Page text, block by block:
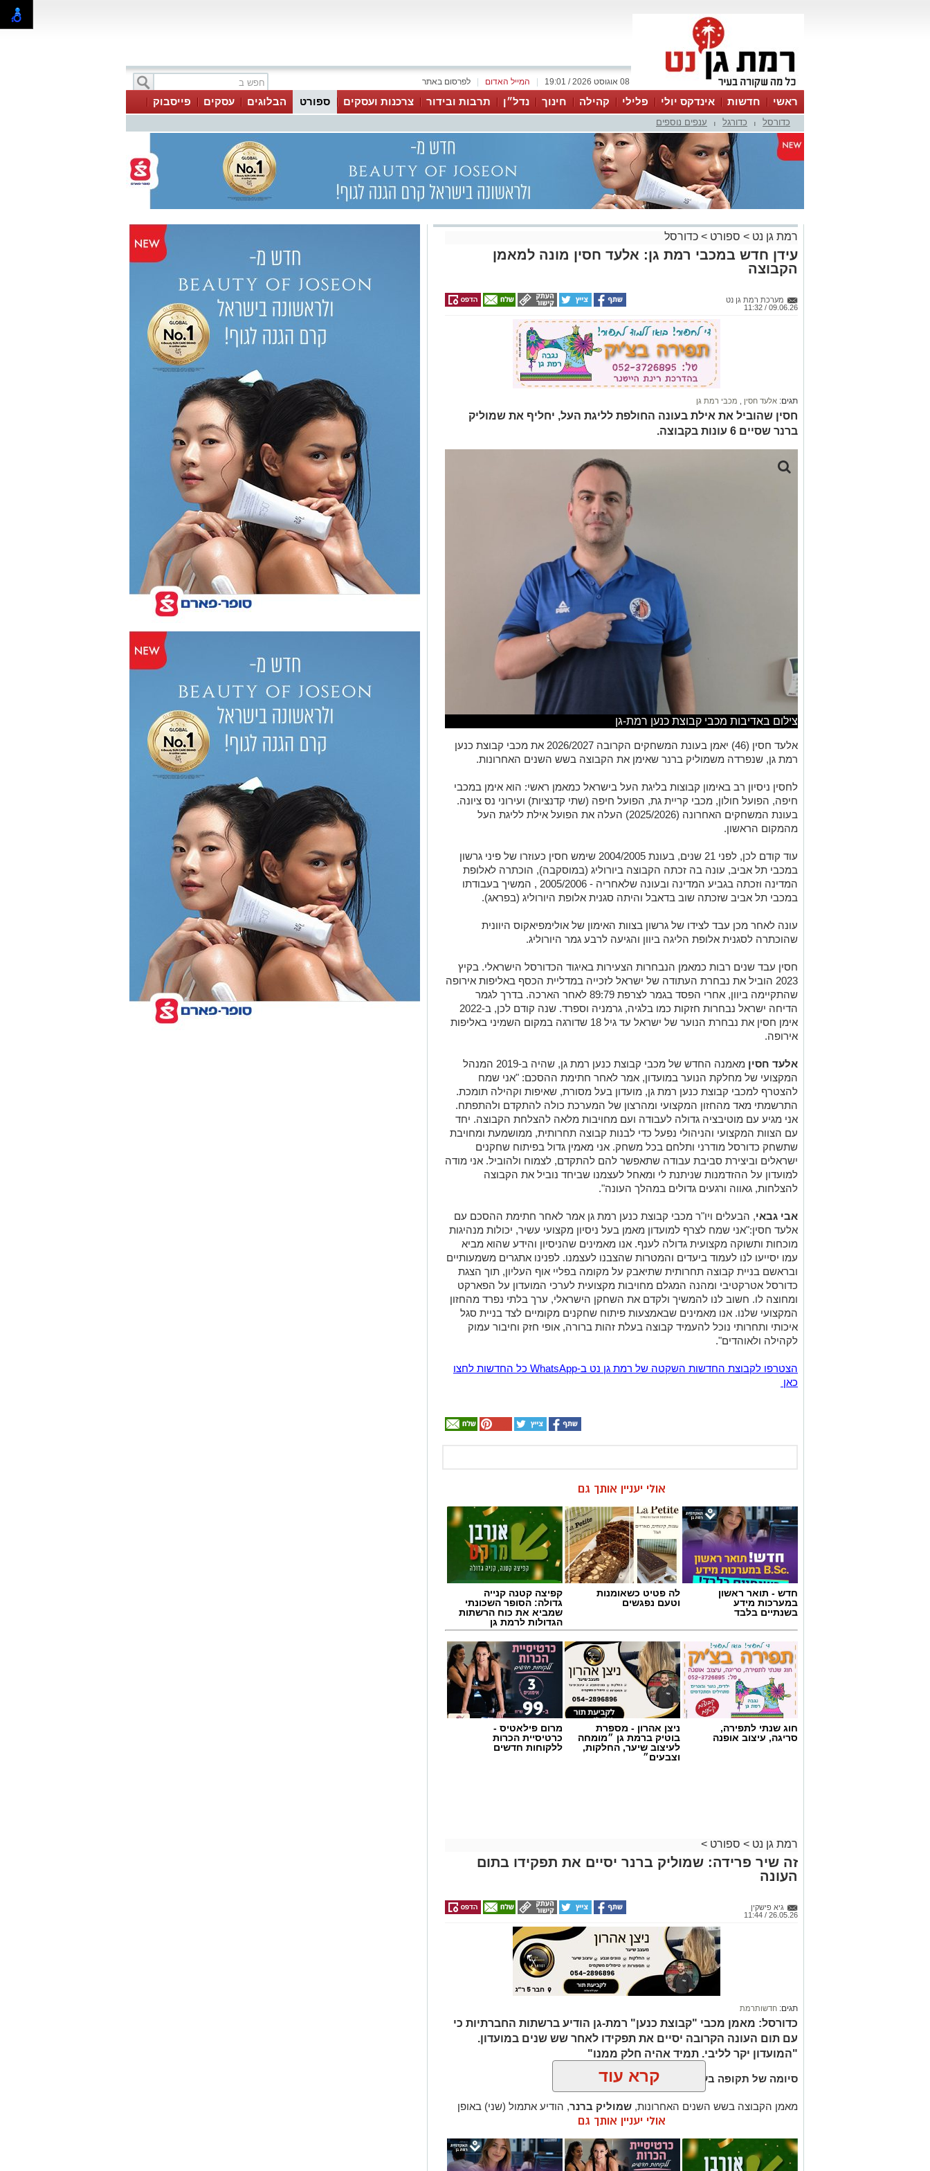
לפרסום באתר המייל האדום 08 אוגוסט 2026 / 19:01
ראשי חדשות אינדקס יולי פלילי קהילה חינוך נדל״ן תרבות ובידור צרכנות ועסקים ספורט הבלוגים עסקים
פייסבוק
ווטסאפ
כדורסל כדורגל ענפים נוספים
רמת גן נט > ספורט > כדורסל
עידן חדש במכבי רמת גן: אלעד חסין מונה למאמן
הקבוצה
מערכת רמת גן נט
09.06.26 / 11:32
תגים: אלעד חסין מכבי רמת גן
חסין שהוביל את אילת בעונה החולפת לליגת העל, יחליף את שמוליק
ברנר שסיים 6 עונות בקבוצה.
צילום באדיבות מכבי קבוצת כנען רמת-גן
אלעד חסין (46) יאמן בעונת המשחקים הקרובה 2026/2027 את מכבי קבוצת כנען
רמת גן, שנפרדה משמוליק ברנר שאימן את הקבוצה בשש השנים האחרונות.
לחסין ניסיון רב באימון קבוצות בליגת העל בישראל כמאמן ראשי: הוא אימן במכבי
חיפה, הפועל חולון, מכבי קריית גת, הפועל חיפה (שתי קדנציות) ועירוני נס ציונה.
בעונת המשחקים האחרונה (2025/2026) העלה את הפועל אילת לליגת העל
מהמקום הראשון.
עוד קודם לכן, לפני 21 שנים, בעונת 2004/2005 שימש חסין כעוזרו של פיני גרשון
במכבי תל אביב, עונה בה זכתה הקבוצה ביורוליג (במוסקבה), הוכתרה לאלופת
המדינה וזכתה בגביע המדינה ובעונה שלאחריה - 2005/2006 , המשיך בעבודתו
במכבי תל אביב שזכתה שוב בדאבל והיתה סגנית אלופת היורוליג (בפראג).
עונה לאחר מכן עבד לצידו של גרשון בצוות האימון של אולימפיאקוס היוונית
שהוכתרה לסגנית אלופת הליגה ביוון והגיעה לרבע גמר היורוליג.
חסין עבד שנים רבות כמאמן הנבחרות הצעירות באיגוד הכדורסל הישראלי. בקיץ
2023 הוביל את נבחרת העתודה של ישראל לזכייה במדליית הכסף באליפות אירופה
שהתקיימה ביוון, אחרי הפסד בגמר לצרפת 89:79 לאחר הארכה. בדרך לגמר
הדיחה ישראל נבחרות חזקות כמו בלגיה, גרמניה וספרד. שנה קודם לכן, ב-2022
אימן חסין את נבחרת הנוער של ישראל עד גיל 18 שדורגה במקום השמיני באליפות
אירופה.
אלעד חסין
מאמנה החדש של מכבי קבוצת כנען רמת גן, שהיה ב-2019 המנהל
המקצועי של מחלקת הנוער במועדון, אמר לאחר חתימת ההסכם: "אני שמח
להצטרף למכבי קבוצת כנען רמת גן, מועדון בעל מסורת, שאיפות וקהילה תומכת.
התרשמתי מאד מהחזון המקצועי ומהרצון של המערכת כולה להתקדם ולהתפתח.
אני מגיע עם מוטיבציה גדולה לעבודה ועם מחויבות מלאה להצלחת הקבוצה. יחד
עם הצוות המקצועי והניהולי נפעל כדי לבנות קבוצה תחרותית, ממושמעת ומחויבת
שתשחק כדורסל מודרני ותלחם בכל משחק. אני מאמין גדול בפיתוח שחקנים
ישראלים וביצירת סביבת עבודה שתאפשר להם להתקדם, לצמוח ולהוביל. אני מודה
למועדון על ההזדמנות שניתנת לי ומאחל לעצמנו שביחד נוביל את הקבוצה
להצלחות, גאווה ורגעים גדולים במהלך העונה".
אבי גבאי, הבעלים ויו"ר מכבי קבוצת כנען רמת גן אמר לאחר חתימת ההסכם עם
אלעד חסין:"אני שמח לצרף למועדון מאמן בעל ניסיון מקצועי עשיר, יכולות מנהיגות
מוכחות ותשוקה מקצועית גדולה לענף. אנו מאמינים שהניסיון והידע שהוא מביא
עמו יסייעו לנו לעמוד ביעדים והמטרות שהצבנו לעצמנו. לפנינו אתגרים משמעותיים
ובראשם בניית קבוצה תחרותית שתיאבק על מקומה בפליי אוף העליון, תוך הצגת
כדורסל אטרקטיבי ומהנה המגלם מחויבות מקצועית לערכי המועדון על הפארקט
ומחוצה לו. חשוב לנו להמשיך ולקדם את השחקן הישראלי, ערך בלתי נפרד מהחזון
המקצועי שלנו. אנו מאמינים שבאמצעות פיתוח שחקנים מקומיים לצד בניית סגל
איכותי ותחרותי נוכל להעמיד קבוצה בעלת זהות ברורה, אופי חזק וחיבור עמוק
לקהילה ולאוהדים".
הצטרפו לקבוצת החדשות השקטה של רמת גן נט ב-WhatsApp כל החדשות לחצו
כאן
אולי יעניין אותך גם
חדש - תואר ראשון
במערכות מידע
בשנתיים בלבד
לה פטיט כשאומנות
וטעם נפגשים
קפיצה קטנה קנייה
גדולה: הסופר השכונתי
שמביא את כוח הרשתות
הגדולות לרמת גן
חוג שנתי לתפירה,
סריגה, עיצוב אופנה
ניצן אהרון - מספרת
בוטיק ברמת גן ״מומחה
לעיצוב שיער, החלקות,
וצבעים״
מרום פילאטיס -
כרטיסיית הכרות
ללקוחות חדשים
רמת גן נט > ספורט >
זה שיר פרידה: שמוליק ברנר יסיים את תפקידו בתום
העונה
גיא פישקין
26.05.26 / 11:44
תגים: חדשותרמת
כדורסל: מאמן מכבי "קבוצת כנען" רמת-גן הודיע ברשתות החברתיות כי
עם תום העונה הקרובה יסיים את תפקידו לאחר שש שנים במועדון.
"המועדון יקר לליבי. תמיד אהיה חלק ממנו"
סיומה של תקופה בעירוני רמת גן.
מאמן הקבוצה בשש השנים האחרונות, שמוליק ברנר, הודיע אתמול (שני) באופן
רשמי ברשתות החברתיות כי יעזוב את תפקידו עם סיום עונת המשחקים הנוכחית.
ברנר, שנחשב לאדריכל הראשי של הקאמבק המרשים, כזה שהחזיר את הקבוצה
קרא עוד
אולי יעניין אותך גם